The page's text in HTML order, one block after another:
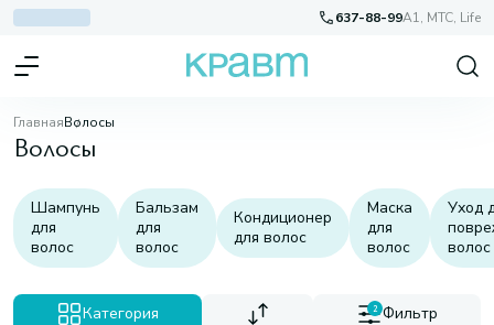
637-88-99A1, МТС, Life
ГлавнаяВолосы
Волосы
Шампунь
для
волос
Бальзам
для
волос
Кондиционер
для волос
Маска
для
волос
Уход
волос
Категория 2 Фильтр